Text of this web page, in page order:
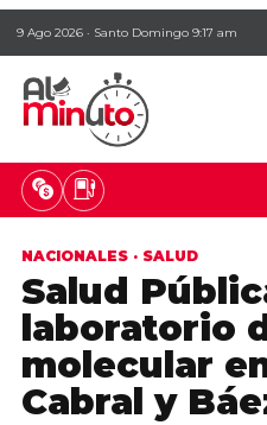
9 Ago 2026 · Santo Domingo 9:17 am
NACIONALES · SALUD
Salud
laboratorio
molecular
Cabral y